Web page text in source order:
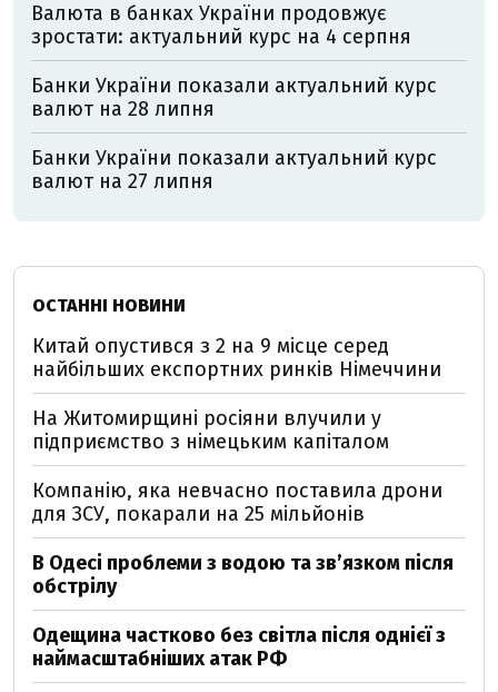
Валюта в банках України продовжує
зростати: актуальний курс на 4 серпня
Банки України показали актуальний курс
валют на 28 липня
Банки України показали актуальний курс
валют на 27 липня
ОСТАННІ НОВИНИ
Китай опустився з 2 на 9 місце серед
найбільших експортних ринків Німеччини
На Житомирщині росіяни влучили у
підприємство з німецьким капіталом
Компанію, яка невчасно поставила дрони
для ЗСУ, покарали на 25 мільйонів
В Одесі проблеми з водою та звʼязком після
обстрілу
Одещина частково без світла після однієї з
наймасштабніших атак РФ